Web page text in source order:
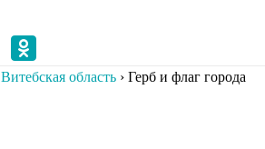
Витебская область › Герб и флаг города